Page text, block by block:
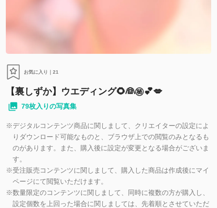
お気に入り｜ 21
【裏しずか】ウエディング🌻👰㊙️💕💋
79枚入りの写真集
※デジタルコンテンツ商品に関しまして、クリエイターの設定によ
りダウンロード可能なものと、ブラウザ上での閲覧のみとなるも
のがあります。また、購入後に設定が変更となる場合がございま
す。
※受注販売コンテンツに関しまして、購入した商品は作成後にマイ
ページにて閲覧いただけます。
※数量限定のコンテンツに関しまして、同時に複数の方が購入し、
設定個数を上回った場合に関しましては、先着順とさせていただ